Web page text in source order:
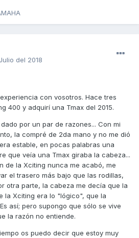
del 2018
con vosotros. Hace tres
400 y adquirí una Tmax del 2015.
por un par de razones... Con mi
la compré de 2da mano y no me dió
estable, en pocas palabras una
que veía una Tmax giraba la cabeza...
de la Xciting nunca me acabó, me
el trasero más bajo que las rodillas,
otra parte, la cabeza me decía que la
la Xciting era lo "lógico", que la
así; pero supongo que sólo se vive
la razón no entiende.
os puedo decir que estoy muy